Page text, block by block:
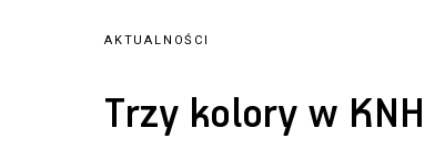
AKTUALNOŚCI
Trzy kolory w KNH